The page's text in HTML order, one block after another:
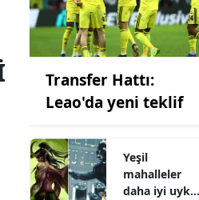
Transfer Hattı:
Leao'da yeni teklif
Yeşil
mahalleler
daha iyi uyku